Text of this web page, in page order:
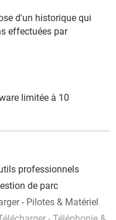
d'un historique qui
effectuées par
limitée à 10
professionnels
de parc
- Pilotes & Matériel